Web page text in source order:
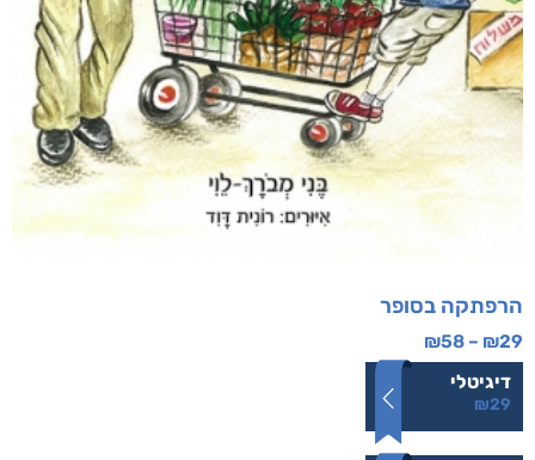
הרפתקה בסופר
₪29
–
₪58
דיגיטלי
₪29